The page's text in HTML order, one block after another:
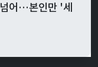
어…본인만 '세